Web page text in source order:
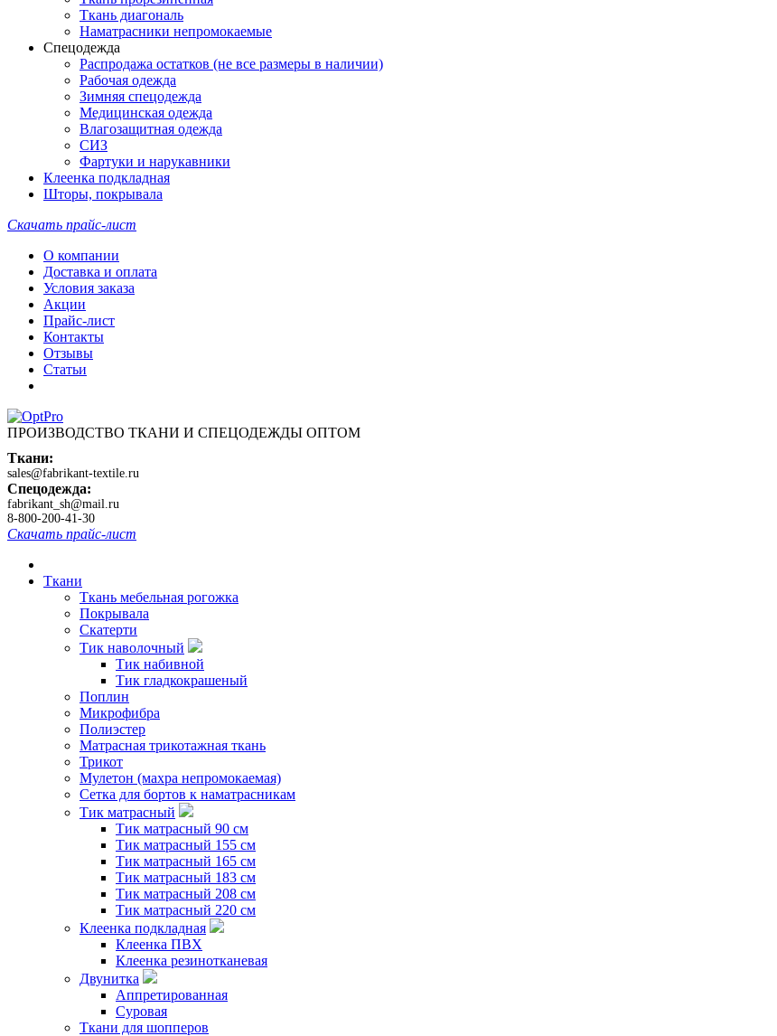
Ткань диагональ
Наматрасники непромокаемые
Спецодежда
Распродажа остатков (не все размеры в наличии)
Рабочая одежда
Зимняя спецодежда
Медицинская одежда
Влагозащитная одежда
СИЗ
Фартуки и нарукавники
Клеенка подкладная
Шторы, покрывала
Скачать прайс-лист
О компании
Доставка и оплата
Условия заказа
Акции
Прайс-лист
Контакты
Отзывы
Статьи
ПРОИЗВОДСТВО ТКАНИ И СПЕЦОДЕЖДЫ ОПТОМ
Ткани:
sales@fabrikant-textile.ru
Спецодежда:
fabrikant_sh@mail.ru
8-800-200-41-30
Скачать прайс-лист
Ткани
Ткань мебельная рогожка
Покрывала
Скатерти
Тик наволочный
Тик набивной
Тик гладкокрашеный
Поплин
Микрофибра
Полиэстер
Матрасная трикотажная ткань
Трикот
Мулетон (махра непромокаемая)
Сетка для бортов к наматрасникам
Тик матрасный
Тик матрасный 90 см
Тик матрасный 155 см
Тик матрасный 165 см
Тик матрасный 183 см
Тик матрасный 208 см
Тик матрасный 220 см
Клеенка подкладная
Клеенка ПВХ
Клеенка резинотканевая
Двунитка
Аппретированная
Суровая
Ткани для шопперов